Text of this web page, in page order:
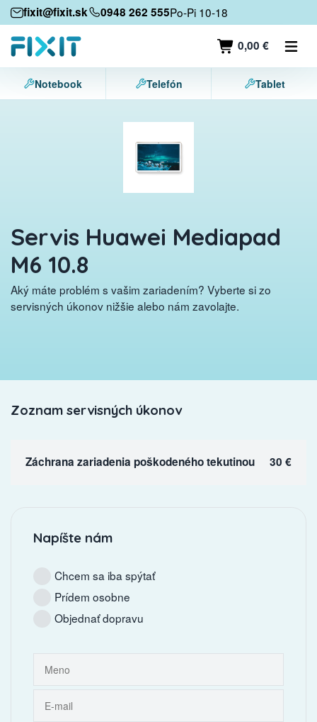
fixit@fixit.sk 0948 262 555Po-Pi 10-18
0,00 €
Mobilné zariadenia
Mobilné telefóny
Tablety
Kontakt
Notebook Telefón Tablet
Servis Huawei Mediapad
M6 10.8
Aký máte problém s vašim zariadením? Vyberte si zo
servisných úkonov nižšie alebo nám zavolajte.
Zoznam servisných úkonov
Záchrana zariadenia poškodeného tekutinou 30 €
Napíšte nám
Chcem sa iba spýtať
Prídem osobne
Objednať dopravu